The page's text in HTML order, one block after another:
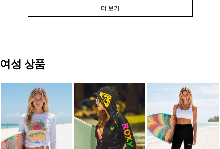
더 보기
여성 상품